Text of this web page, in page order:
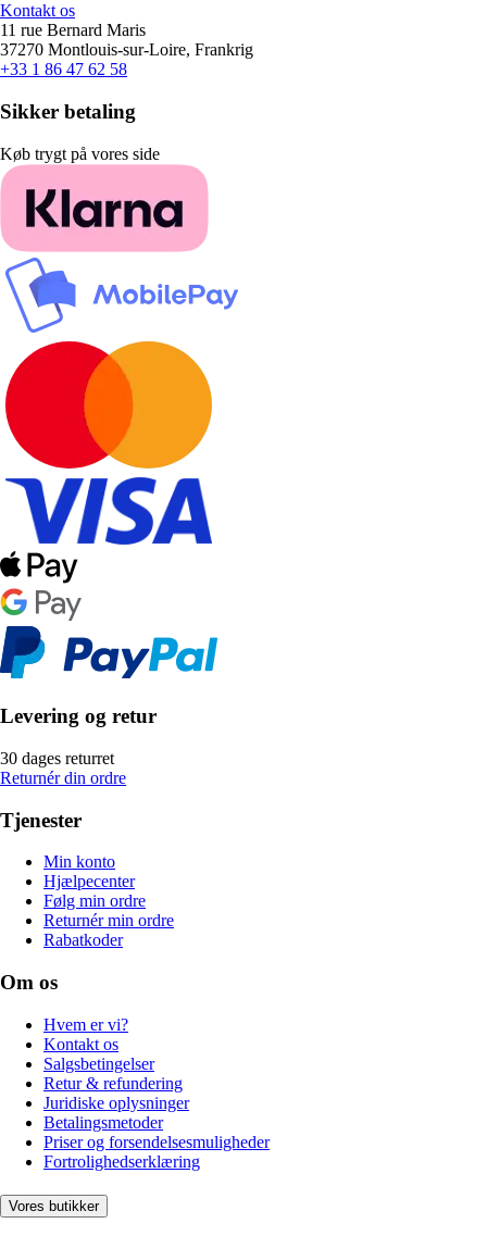
Kontakt os
11 rue Bernard Maris
37270 Montlouis-sur-Loire, Frankrig
+33 1 86 47 62 58
Sikker betaling
Køb trygt på vores side
Levering og retur
30 dages returret
Returnér din ordre
Tjenester
Min konto
Hjælpecenter
Følg min ordre
Returnér min ordre
Rabatkoder
Om os
Hvem er vi?
Kontakt os
Salgsbetingelser
Retur & refundering
Juridiske oplysninger
Betalingsmetoder
Priser og forsendelsesmuligheder
Fortrolighedserklæring
Vores butikker